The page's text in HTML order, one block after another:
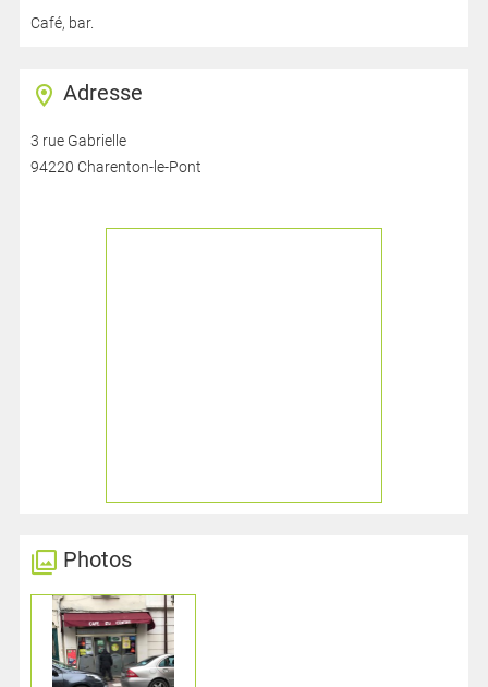
Café, bar.
Adresse
3 rue Gabrielle
94220 Charenton-le-Pont
Photos